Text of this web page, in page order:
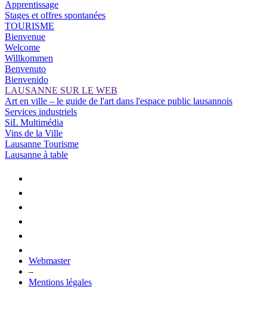
Apprentissage
Stages et offres spontanées
TOURISME
Bienvenue
Welcome
Willkommen
Benvenuto
Bienvenido
LAUSANNE SUR LE WEB
Art en ville – le guide de l'art dans l'espace public lausannois
Services industriels
SiL Multimédia
Vins de la Ville
Lausanne Tourisme
Lausanne à table
Webmaster
–
Mentions légales